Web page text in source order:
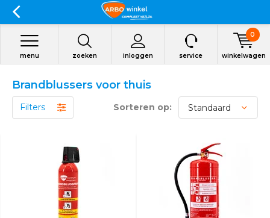
zoeken inloggen
menu service winkelwagen
0
Brandblussers voor thuis
Filters Sorteren op: